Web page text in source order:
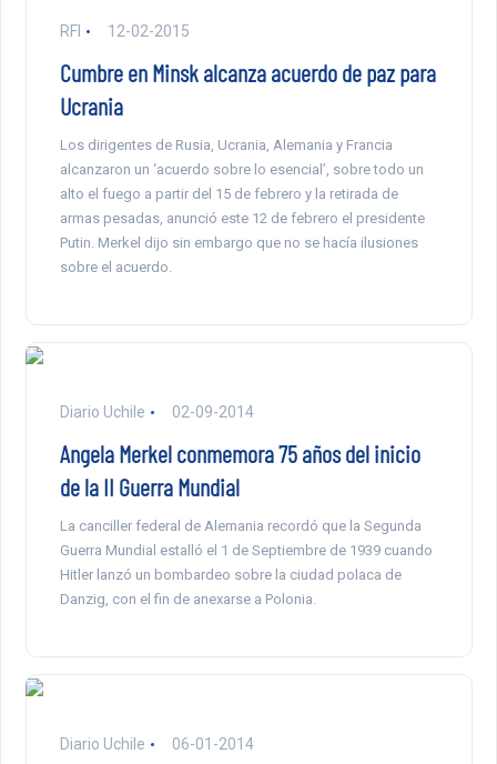
RFI 12-02-2015
Cumbre en Minsk alcanza acuerdo de paz para
Ucrania
Los dirigentes de Rusia, Ucrania, Alemania y Francia
alcanzaron un ‘acuerdo sobre lo esencial’, sobre todo un
alto el fuego a partir del 15 de febrero y la retirada de
armas pesadas, anunció este 12 de febrero el presidente
Putin. Merkel dijo sin embargo que no se hacía ilusiones
sobre el acuerdo.
Diario Uchile 02-09-2014
Angela Merkel conmemora 75 años del inicio
de la II Guerra Mundial
La canciller federal de Alemania recordó que la Segunda
Guerra Mundial estalló el 1 de Septiembre de 1939 cuando
Hitler lanzó un bombardeo sobre la ciudad polaca de
Danzig, con el fin de anexarse a Polonia.
Diario Uchile 06-01-2014